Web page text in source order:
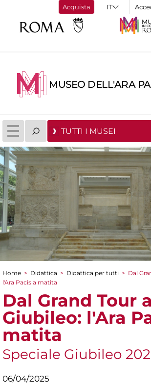
Acquista
MUSEO DELL'ARA
TUTTI I MUSEI
Tu sei qui
Home > Didattica > Didattica per tutti > Dal
l'Ara Pacis a matita
Dal Grand Tour
Giubileo: l'Ara
matita
Speciale Giubileo
06/04/2025